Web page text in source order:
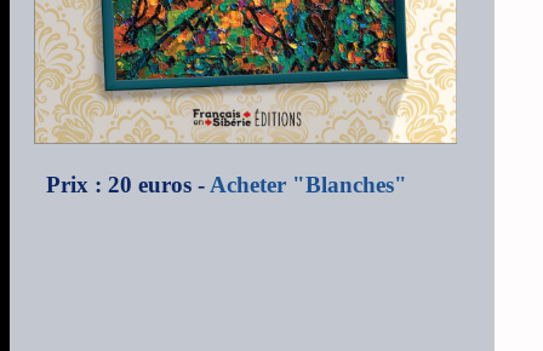
Prix : 20 euros - Acheter "Blanches"